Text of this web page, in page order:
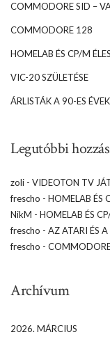
COMMODORE SID –
COMMODORE 128
HOMELAB ÉS CP/M
VIC-20 SZÜLETÉSE
ÁRLISTÁK A 90-ES
Legutóbbi
zoli - VIDEOTON TV
frescho - HOMELAB ÉS
NikM - HOMELAB ÉS
frescho - AZ ATARI ÉS
frescho -
Archívum
2026. MÁRCIUS